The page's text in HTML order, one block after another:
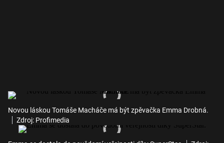
Novou láskou Tomáše Macháče má být zpěvačka Emma Drobná.
Zdroj: Profimedia